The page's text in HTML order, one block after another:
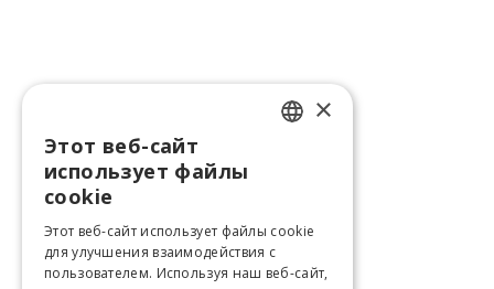
LITHUANIAN
ESTONIAN
×
Этот веб-сайт
использует файлы
cookie
Этот веб-сайт использует файлы cookie
для улучшения взаимодействия с
пользователем. Используя наш веб-сайт,